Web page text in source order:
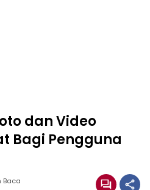
dan Video
Bagi Pengguna
Baca